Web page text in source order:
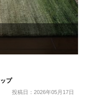
プ
投稿日：2026年05月17日